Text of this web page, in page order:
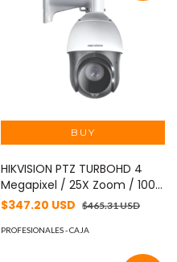
HIKVISION PTZ TURBOHD 4
Megapixel / 25X Zoom / 100
mts IR EXIR / Exterior IP66 /
Baja Iluminación MOD: DS-
$347.20 USD $465.31 USD
PROFESIONALES - CAJA